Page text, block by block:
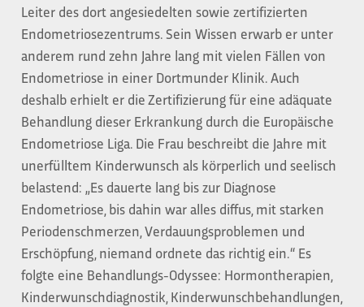
Leiter des dort angesiedelten sowie zertifizierten
Endometriosezentrums. Sein Wissen erwarb er unter
anderem rund zehn Jahre lang mit vielen Fällen von
Endometriose in einer Dortmunder Klinik. Auch
deshalb erhielt er die Zertifizierung für eine adäquate
Behandlung dieser Erkrankung durch die Europäische
Endometriose Liga. Die Frau beschreibt die Jahre mit
unerfülltem Kinderwunsch als körperlich und seelisch
belastend: „Es dauerte lang bis zur Diagnose
Endometriose, bis dahin war alles diffus, mit starken
Periodenschmerzen, Verdauungsproblemen und
Erschöpfung, niemand ordnete das richtig ein.“ Es
folgte eine Behandlungs-Odyssee: Hormontherapien,
Kinderwunschdiagnostik, Kinderwunschbehandlungen,